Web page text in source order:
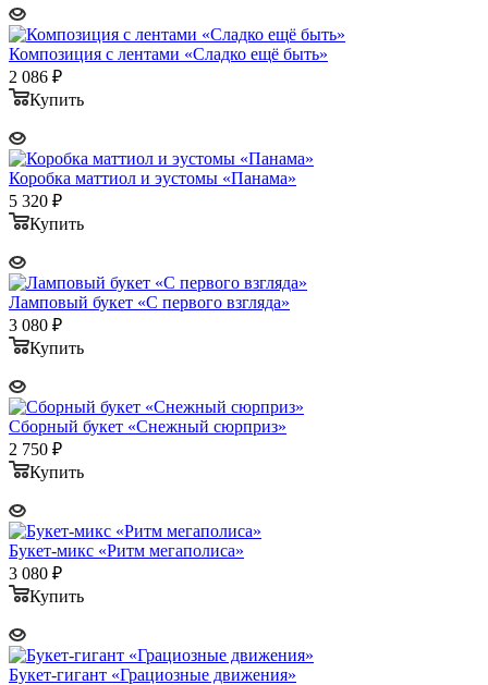
Композиция с лентами «Сладко ещё быть»
2 086 ₽
Купить
Коробка маттиол и эустомы «Панама»
5 320 ₽
Купить
Ламповый букет «С первого взгляда»
3 080 ₽
Купить
Сборный букет «Снежный сюрприз»
2 750 ₽
Купить
Букет-микс «Ритм мегаполиса»
3 080 ₽
Купить
Букет-гигант «Грациозные движения»